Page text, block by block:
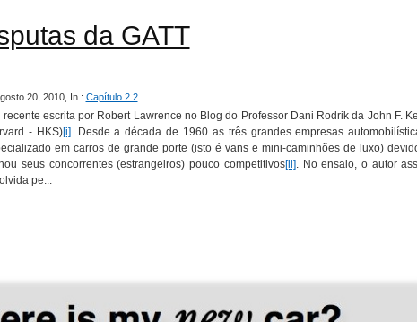
da GATT
20, 2010, In : Capítulo 2.2
escrita por Robert Lawrence no Blog do Professor Dani Rodrik da John F.
- HKS)[i]. Desde a década de 1960 as três grandes empresas
em carros de grande porte (isto é vans e mini-caminhões de luxo)
seus concorrentes (estrangeiros) pouco competitivos[ii]. No ensaio, o autor
pe...